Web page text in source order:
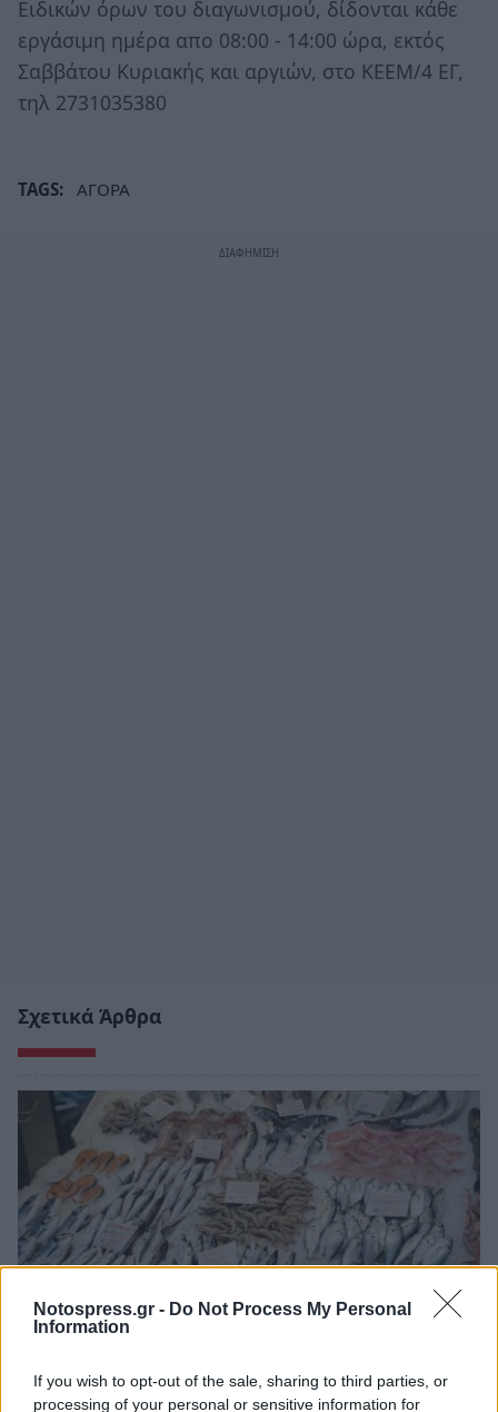
Notospress.gr - Do Not Process My Personal
Information
If you wish to opt-out of the sale, sharing to third parties, or
processing of your personal or sensitive information for
Ειδικών όρων του διαγωνισμού, δίδονται κάθε
εργάσιμη ημέρα απο 08:00 - 14:00 ώρα, εκτός
Σαββάτου Κυριακής και αργιών, στο ΚΕΕΜ/4 ΕΓ,
τηλ 2731035380
TAGS: ΑΓΟΡΑ
Σχετικά Άρθρα
«Τσιμπημένες» οι τιμές των ψαριών – Πόσο